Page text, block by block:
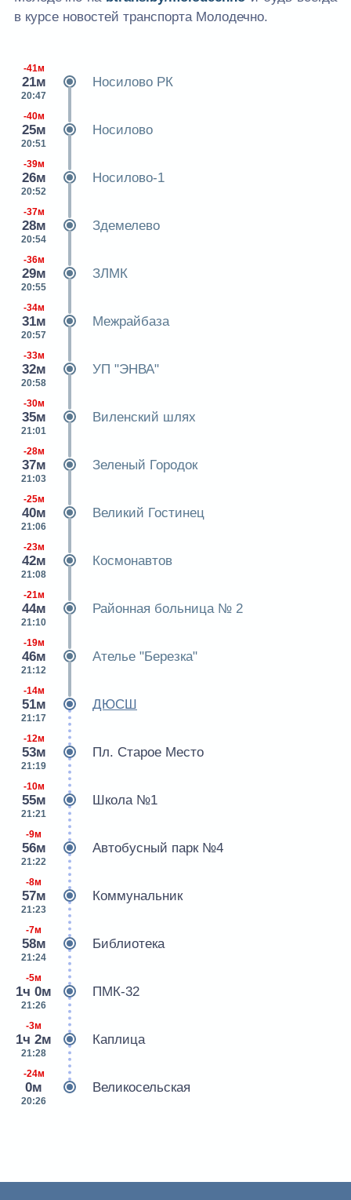
в курсе новостей транспорта Молодечно.
-41м
21м
20:47
Носилово РК
-40м
25м
20:51
Носилово
-39м
26м
20:52
Носилово-1
-37м
28м
20:54
Здемелево
-36м
29м
20:55
ЗЛМК
-34м
31м
20:57
Межрайбаза
-33м
32м
20:58
УП "ЭНВА"
-30м
35м
21:01
Виленский шлях
-28м
37м
21:03
Зеленый Городок
-25м
40м
21:06
Великий Гостинец
-23м
42м
21:08
Космонавтов
-21м
44м
21:10
Районная больница № 2
-19м
46м
21:12
Ателье "Березка"
-14м
51м
21:17
ДЮСШ
-12м
53м
21:19
Пл. Старое Место
-10м
55м
21:21
Школа №1
-9м
56м
21:22
Автобусный парк №4
-8м
57м
21:23
Коммунальник
-7м
58м
21:24
Библиотека
-5м
1ч 0м
21:26
ПМК-32
-3м
1ч 2м
21:28
Каплица
-24м
0м
20:26
Великосельская